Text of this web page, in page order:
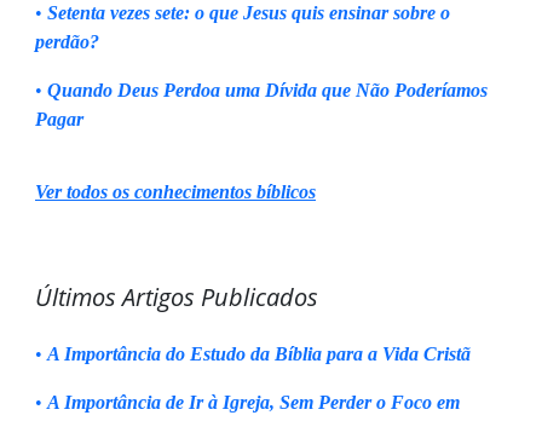
• Setenta vezes sete: o que Jesus quis ensinar sobre o
perdão?
• Quando Deus Perdoa uma Dívida que Não Poderíamos
Pagar
Ver todos os conhecimentos bíblicos
Últimos Artigos Publicados
• A Importância do Estudo da Bíblia para a Vida Cristã
• A Importância de Ir à Igreja, Sem Perder o Foco em